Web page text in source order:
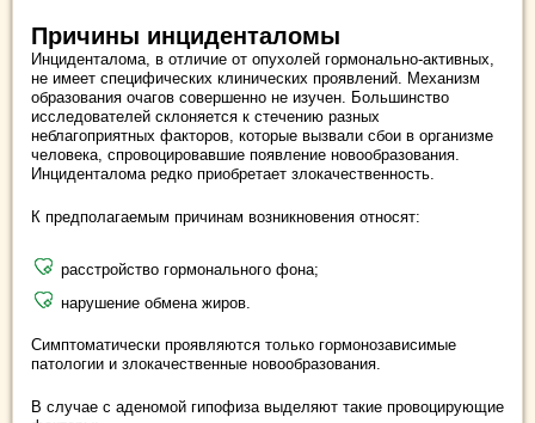
Причины инциденталомы
Инциденталома, в отличие от опухолей гормонально-активных,
не имеет специфических клинических проявлений. Механизм
образования очагов совершенно не изучен. Большинство
исследователей склоняется к стечению разных
неблагоприятных факторов, которые вызвали сбои в организме
человека, спровоцировавшие появление новообразования.
Инциденталома редко приобретает злокачественность.
К предполагаемым причинам возникновения относят:
расстройство гормонального фона;
нарушение обмена жиров.
Симптоматически проявляются только гормонозависимые
патологии и злокачественные новообразования.
В случае с аденомой гипофиза выделяют такие провоцирующие